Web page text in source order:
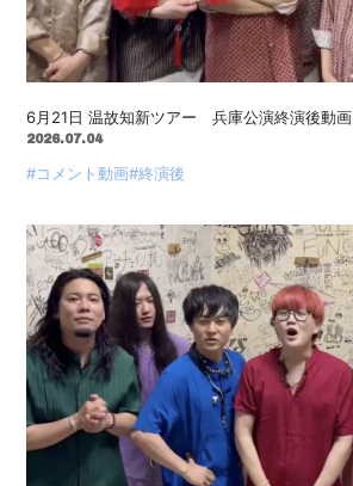
6月21日 温故知新ツアー 兵庫公演終演後動画
2026.07.04
#コメント動画#終演後